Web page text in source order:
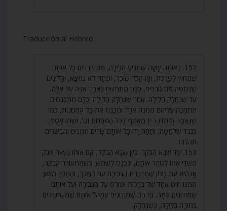
Traducción al Hebreo:
152. בְּאוֹתָהּ שָׁעָה שֶׁמַּגִּיעַ הַלַּיְלָה, מִתְעוֹרְרִים כָּל אוֹתָם
שֶׁמִּחוּץ לַפָּרֹכֶת, וְאָז הַכֹּל שׁוֹכֵךְ, וּפֶתַח לֹא נִמְצָא, וְהַדִּינִים
שֶׁלְּמַטָּה מִתְעוֹרְרִים, כֻּלָּם מִתְמַנִּים כְּאֶחָד אֵלֶּה עַל אֵלֶּה,
עַד שֶׁנֶּחֱלָק הַלַּיְלָה. אַחַר שֶׁנֶּחֱלָק הַלַּיְלָה וְכֻלָּם מִתְכַּנְּסִים,
מִתְמַנֶּה עֲלֵיהֶם מְמֻנֶּה אֶחָד וּמְכַנֵּס אֶת כָּל הַמַּחֲנוֹת, כְּמוֹ
שֶׁנֶּאֱמַר (במדבר י) מְאַסֵּף לְכָל הַמַּחֲנוֹת וְגוֹ’, וּשְׁמוֹ אָסָף,
כְּנֶגֶד שֶׁלְּמַטָּה, וְתַחַת יָדוֹ כָּל אוֹתָם שָׂרִים מְמֻנִּים וּמְבַשְּׂרִים
תְּהִלּוֹת.
153. עַד שֶׁבָּא הַבֹּקֶר. כֵּיוָן שֶׁבָּא הַבֹּקֶר, קָם אוֹתוֹ נַעַ»ר וְיוֹנֵק
מִשְּׁדֵי אִמּוֹ לְטַהֵר אוֹתָם, וְנִכְנָס לַשֶּׁמֶשׁ. כְּשֶׁמִּתְעוֹרֵר הַבֹּקֶר,
אָז הִיא עֵת רָצוֹן שֶׁמְּדַבֶּרֶת הַגְּבִירָה עִם הַמֶּלֶךְ, וְהַמֶּלֶךְ מוֹשֵׁךְ
מִמֶּנּוּ חוּט אֶחָד שֶׁל בְּרָכוֹת וּפוֹרֵס עַל הַגְּבִירָה וְעַל אוֹתָם
שֶׁמִּזְדַּוְּגִים עִמָּהּ. מִי הֵם שֶׁמִּזְדַּוְּגִים עִמָּהּ? אוֹתָם שֶׁמִּשְׁתַּדְּלִים
בַּתּוֹרָה בַּלַּיְלָה, כְּשֶׁנֶּחֱלָק.